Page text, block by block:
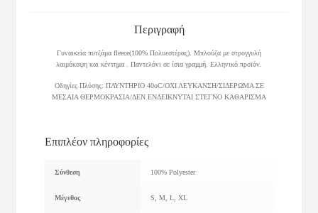
Περιγραφή
Γυναικεία πυτζάμα fleece(100% Πολυεστέρας). Μπλούζα με στρογγυλή
λαιμόκοψη και κέντημα . Παντελόνι σε ίσια γραμμή. Ελληνικό προϊόν.
Οδηγίες Πλύσης: ΠΛΥΝΤΗΡΙΟ 40οC/ΟΧΙ ΛΕΥΚΑΝΣΗ/ΣΙΔΕΡΩΜΑ ΣΕ
ΜΕΣΑΙΑ ΘΕΡΜΟΚΡΑΣΙΑ/ΔΕΝ ΕΝΔΕΙΚΝΥΤΑΙ ΣΤΕΓΝΟ ΚΑΘΑΡΙΣΜΑ
Επιπλέον πληροφορίες
Σύνθεση 100% Polyester
Μέγεθος S, M, L, XL